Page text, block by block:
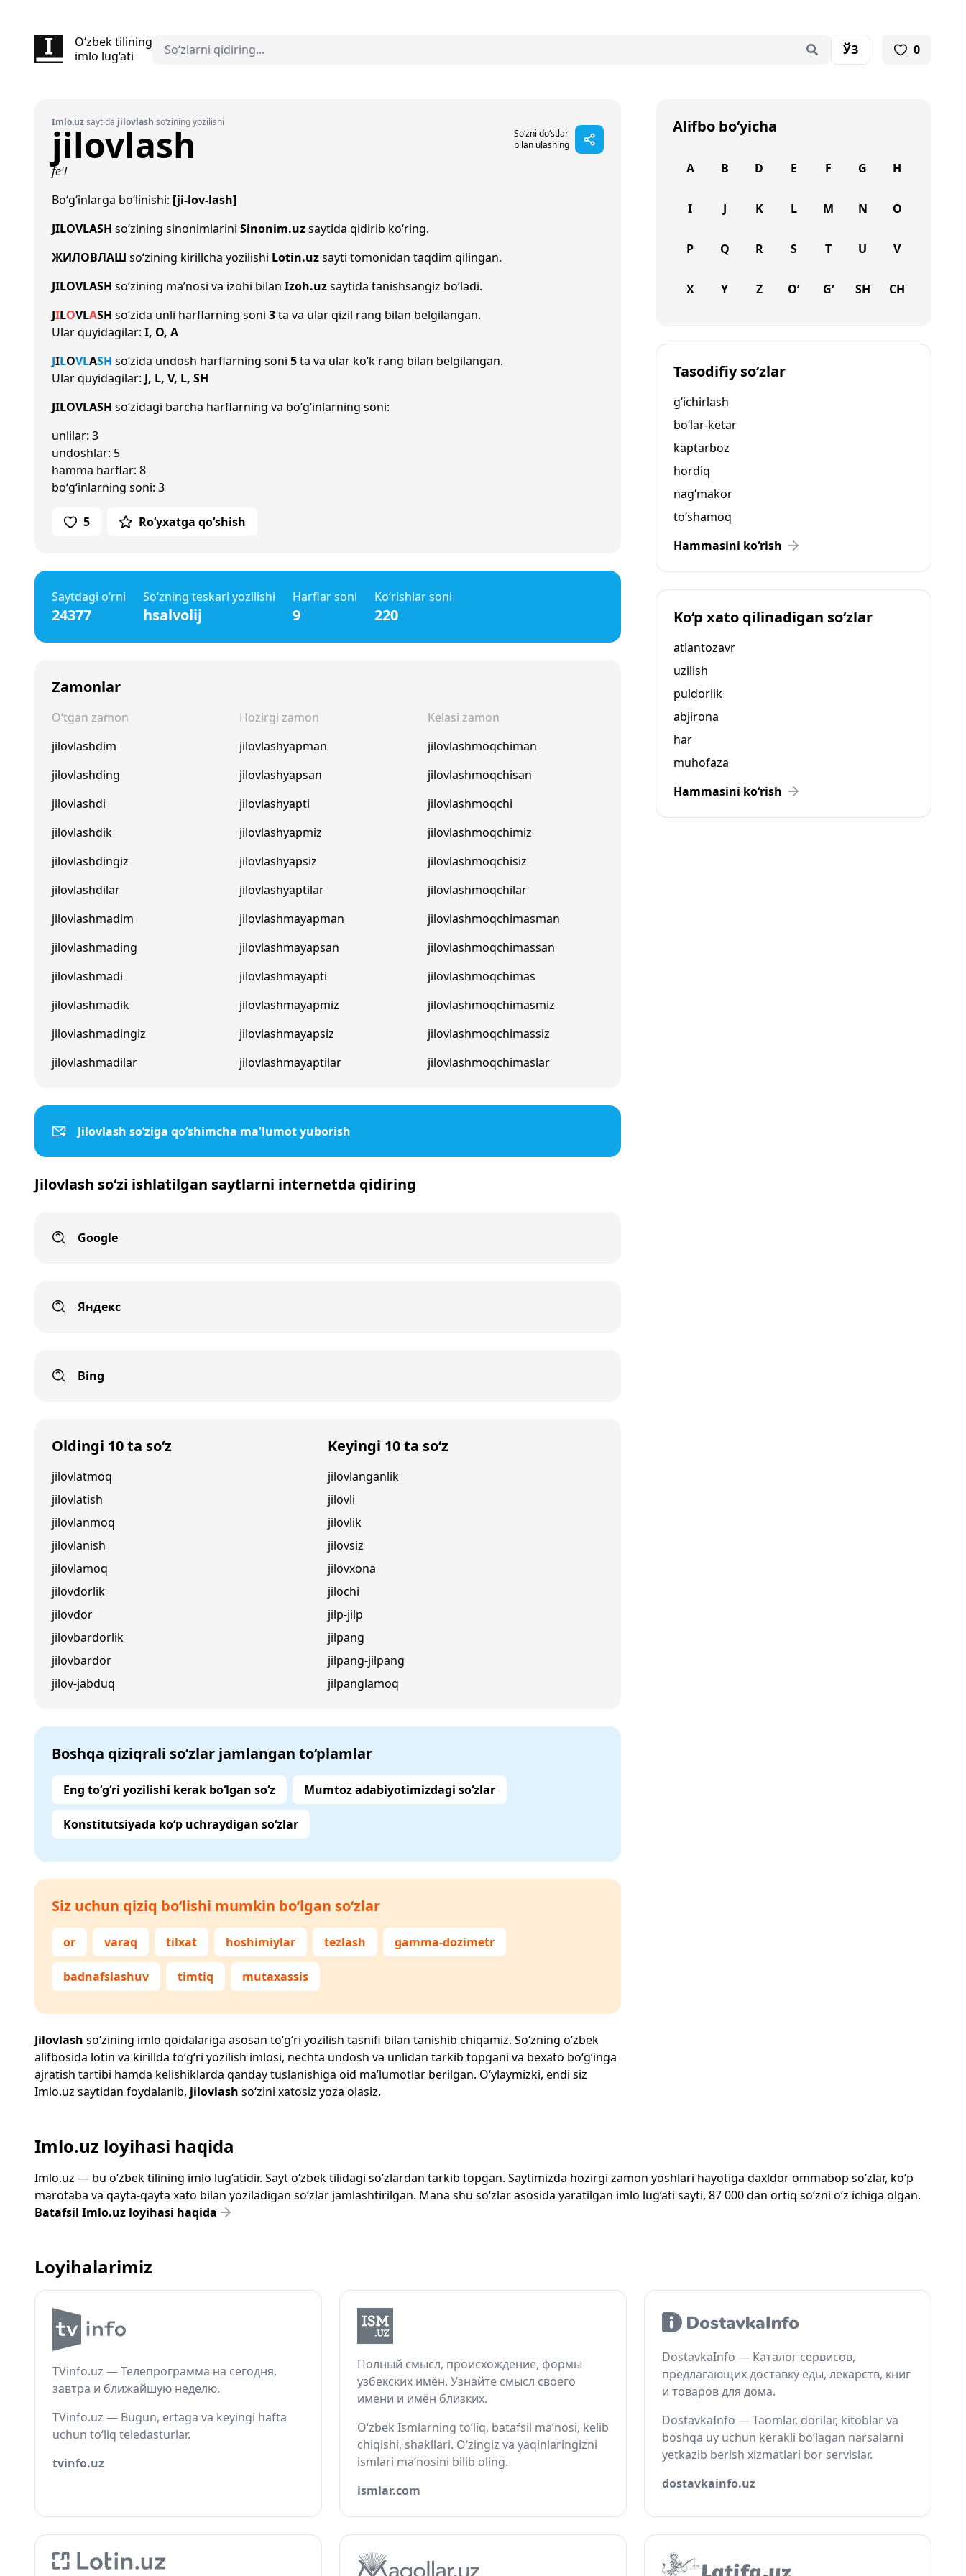
O‘zbek tilining
imlo lug‘ati
ЎЗ 0
Imlo.uzsaytida jilovlash so‘zining yozilishi
jilovlash
So‘zni do‘stlar
bilan ulashing
fe'l
Bo‘g‘inlarga bo‘linishi: [ji-lov-lash]
JILOVLASH so‘zining sinonimlarini Sinonim.uzsaytida qidirib ko‘ring.
ЖИЛОВЛАШ so‘zining kirillcha yozilishi Lotin.uzsayti tomonidan taqdim qilingan.
JILOVLASH so‘zining ma’nosi va izohi bilan Izoh.uzsaytida tanishsangiz bo‘ladi.
JILOVLASH so‘zida unli harflarning soni 3ta va ular qizil rang bilan belgilangan.
Ular quyidagilar: I, O, A
JILOVLASH so‘zida undosh harflarning soni 5ta va ular ko‘k rang bilan belgilangan.
Ular quyidagilar: J, L, V, L, SH
JILOVLASH so‘zidagi barcha harflarning va bo‘g‘inlarning soni:
unlilar: 3
undoshlar: 5
hamma harflar: 8
bo‘g‘inlarning soni: 3
5 Ro‘yxatga qo‘shish
Saytdagi o‘rni
24377
So‘zning teskari yozilishi
hsalvolij
Harflar soni
9
Ko‘rishlar soni
220
Zamonlar
O‘tgan zamon
jilovlashdim
jilovlashding
jilovlashdi
jilovlashdik
jilovlashdingiz
jilovlashdilar
jilovlashmadim
jilovlashmading
jilovlashmadi
jilovlashmadik
jilovlashmadingiz
jilovlashmadilar
Hozirgi zamon
jilovlashyapman
jilovlashyapsan
jilovlashyapti
jilovlashyapmiz
jilovlashyapsiz
jilovlashyaptilar
jilovlashmayapman
jilovlashmayapsan
jilovlashmayapti
jilovlashmayapmiz
jilovlashmayapsiz
jilovlashmayaptilar
Kelasi zamon
jilovlashmoqchiman
jilovlashmoqchisan
jilovlashmoqchi
jilovlashmoqchimiz
jilovlashmoqchisiz
jilovlashmoqchilar
jilovlashmoqchimasman
jilovlashmoqchimassan
jilovlashmoqchimas
jilovlashmoqchimasmiz
jilovlashmoqchimassiz
jilovlashmoqchimaslar
Jilovlash so‘ziga qo‘shimcha ma'lumot yuborish
Jilovlash so‘zi ishlatilgan saytlarni internetda qidiring
Google
Яндекс
Bing
Oldingi 10 ta so‘z
jilovlatmoq
jilovlatish
jilovlanmoq
jilovlanish
jilovlamoq
jilovdorlik
jilovdor
jilovbardorlik
jilovbardor
jilov-jabduq
Keyingi 10 ta so‘z
jilovlanganlik
jilovli
jilovlik
jilovsiz
jilovxona
jilochi
jilp-jilp
jilpang
jilpang-jilpang
jilpanglamoq
Boshqa qiziqrali so‘zlar jamlangan to‘plamlar
Eng to‘g‘ri yozilishi kerak bo‘lgan so‘z Mumtoz adabiyotimizdagi so‘zlar
Konstitutsiyada ko‘p uchraydigan so‘zlar
Siz uchun qiziq bo‘lishi mumkin bo‘lgan so‘zlar
or varaq tilxat hoshimiylar tezlash gamma-dozimetr
badnafslashuv timtiq mutaxassis
Jilovlash so‘zining imlo qoidalariga asosan to‘g‘ri yozilish tasnifi bilan tanishib chiqamiz. So‘zning o‘zbek
alifbosida lotin va kirillda to‘g‘ri yozilish imlosi, nechta undosh va unlidan tarkib topgani va bexato bo‘g‘inga
ajratish tartibi hamda kelishiklarda qanday tuslanishiga oid ma’lumotlar berilgan. O‘ylaymizki, endi siz
Imlo.uz saytidan foydalanib, jilovlash so‘zini xatosiz yoza olasiz.
Alifbo bo‘yicha
A B D E F G H
I J K L M N O
P Q R S T U V
X Y Z O‘ G‘ SH CH
Tasodifiy so‘zlar
g‘ichirlash
bo‘lar-ketar
kaptarboz
hordiq
nag‘makor
to‘shamoq
Hammasini ko‘rish
Ko‘p xato qilinadigan so‘zlar
atlantozavr
uzilish
puldorlik
abjirona
har
muhofaza
Hammasini ko‘rish
Imlo.uz loyihasi haqida
Imlo.uz — bu o‘zbek tilining imlo lug‘atidir. Sayt o‘zbek tilidagi so‘zlardan tarkib topgan. Saytimizda hozirgi zamon yoshlari hayotiga daxldor ommabop so‘zlar, ko‘p
marotaba va qayta-qayta xato bilan yoziladigan so‘zlar jamlashtirilgan. Mana shu so‘zlar asosida yaratilgan imlo lug‘ati sayti, 87 000 dan ortiq so‘zni o‘z ichiga olgan.
Batafsil Imlo.uz loyihasi haqida
Loyihalarimiz
TVinfo.uz — Телепрограмма на сегодня,
завтра и ближайшую неделю.
TVinfo.uz — Bugun, ertaga va keyingi hafta
uchun to‘liq teledasturlar.
tvinfo.uz
Полный смысл, происхождение, формы
узбекских имён. Узнайте смысл своего
имени и имён близких.
O‘zbek Ismlarning to‘liq, batafsil ma’nosi, kelib
chiqishi, shakllari. O‘zingiz va yaqinlaringizni
ismlari ma’nosini bilib oling.
ismlar.com
DostavkaInfo — Каталог сервисов,
предлагающих доставку еды, лекарств, книг
и товаров для дома.
DostavkaInfo — Taomlar, dorilar, kitoblar va
boshqa uy uchun kerakli bo‘lagan narsalarni
yetkazib berish xizmatlari bor servislar.
dostavkainfo.uz